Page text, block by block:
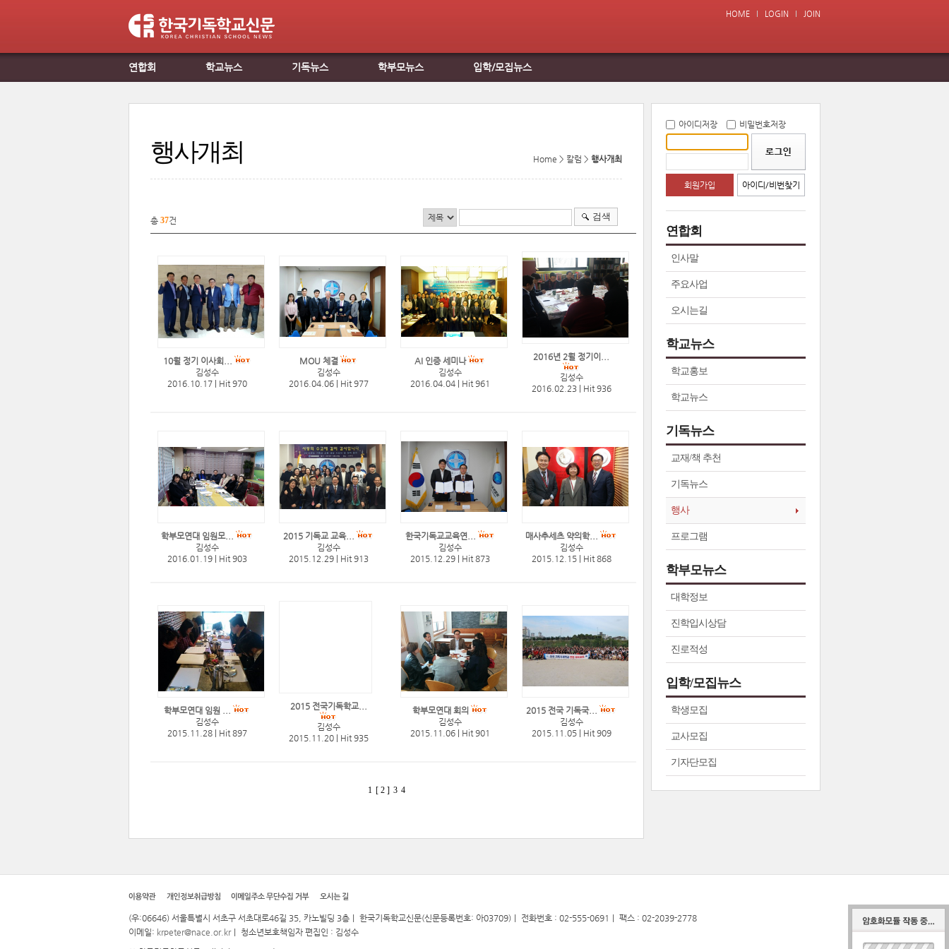
HOME LOGIN JOIN
연합회 학교뉴스 기독뉴스 학부모뉴스 입학/모집뉴스
아이디저장 비밀번호저장
회원가입 아이디/비번찾기
연합회
인사말
주요사업
오시는길
학교뉴스
학교홍보
학교뉴스
기독뉴스
교재/책 추천
기독뉴스
행사
프로그램
학부모뉴스
대학정보
진학입시상담
진로적성
입학/모집뉴스
학생모집
교사모집
기자단모집
행사개최 Home > 칼럼 > 행사개최
총 37건 검색
10월 정기 이사회...
김성수
2016.10.17
Hit 970
MOU 체결
김성수
2016.04.06
Hit 977
AI 인증 세미나
김성수
2016.04.04
Hit 961
2016년 2월 정기이...
김성수
2016.02.23
Hit 936
학부모연대 임원모...
김성수
2016.01.19
Hit 903
2015 기독교 교육...
김성수
2015.12.29
Hit 913
한국기독교교육연...
김성수
2015.12.29
Hit 873
매사추세츠 약의학...
김성수
2015.12.15
Hit 868
학부모연대 임원 ...
김성수
2015.11.28
Hit 897
2015 전국기독학교...
김성수
2015.11.20
Hit 935
학부모연대 회의
김성수
2015.11.06
Hit 901
2015 전국 기독국...
김성수
2015.11.05
Hit 909
1 [ 2 ] 3 4
(우:06646) 서울특별시 서초구 서초대로46길 35, 카노빌딩 3층｜ 한국기독학교신문(신문등록번호: 아03709)｜ 전화번호 : 02-555-0691｜ 팩스 : 02-2039-2778
이메일: krpeter@nace.or.kr｜ 청소년보호책임자 편집인 : 김성수